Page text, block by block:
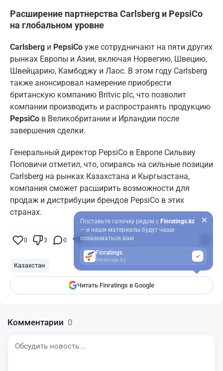
Расширение партнерства Carlsberg и PepsiCo
на глобальном уровне
Carlsberg и PepsiCo уже сотрудничают на пяти других
рынках Европы и Азии, включая Норвегию, Швецию,
Швейцарию, Камбоджу и Лаос. В этом году Carlsberg
также анонсировал намерение приобрести
британскую компанию Britvic plc, что позволит
компании производить и распространять продукцию
PepsiCo в Великобритании и Ирландии после
завершения сделки.
Генеральный директор PepsiCo в Европе Сильвиу
Поповичи отметил, что, опираясь на сильные позиции
Carlsberg на рынках Казахстана и Кыргызстана,
компания сможет расширить возможности для
продаж и дистрибуции брендов PepsiCo в этих
странах.
0 3 0 0
Казахстан
Читать Finratings в Google
Поставьте галочку рядом с Finratings.kz
— и наши материалы будут чаще
показываться вам
Finratings
finratings.kz
Комментарии 0